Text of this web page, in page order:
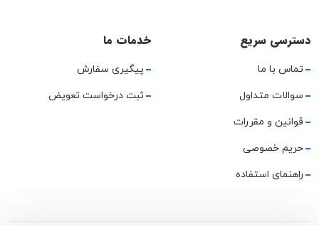
دسترسی سریع
تماس با ما
سوالات متداول
قوانین و مقررات
حریم خصوصی
راهنمای استفاده
خدمات ما
پیگیری سفارش
ثبت درخواست تعویض